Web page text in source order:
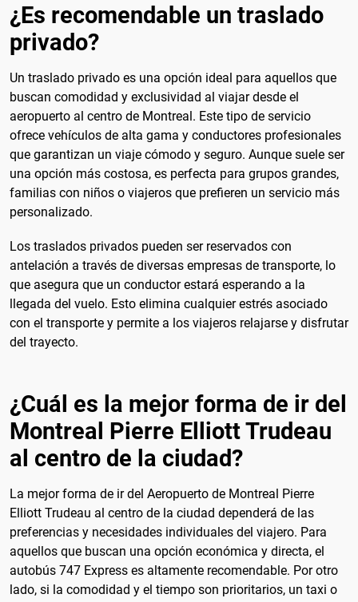
¿Es recomendable un traslado
privado?
Un traslado privado es una opción ideal para aquellos que
buscan comodidad y exclusividad al viajar desde el
aeropuerto al centro de Montreal. Este tipo de servicio
ofrece vehículos de alta gama y conductores profesionales
que garantizan un viaje cómodo y seguro. Aunque suele ser
una opción más costosa, es perfecta para grupos grandes,
familias con niños o viajeros que prefieren un servicio más
personalizado.
Los traslados privados pueden ser reservados con
antelación a través de diversas empresas de transporte, lo
que asegura que un conductor estará esperando a la
llegada del vuelo. Esto elimina cualquier estrés asociado
con el transporte y permite a los viajeros relajarse y disfrutar
del trayecto.
¿Cuál es la mejor forma de ir del
Montreal Pierre Elliott Trudeau
al centro de la ciudad?
La mejor forma de ir del Aeropuerto de Montreal Pierre
Elliott Trudeau al centro de la ciudad dependerá de las
preferencias y necesidades individuales del viajero. Para
aquellos que buscan una opción económica y directa, el
autobús 747 Express es altamente recomendable. Por otro
lado, si la comodidad y el tiempo son prioritarios, un taxi o